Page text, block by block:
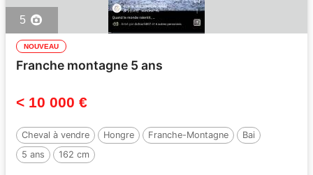
5
NOUVEAU
Franche montagne 5 ans
< 10 000 €
Cheval à vendre Hongre Franche-Montagne
Bai
5 ans
162 cm